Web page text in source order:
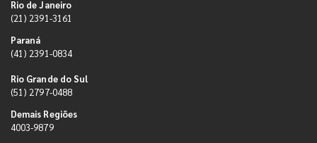
Rio de Janeiro
(21) 2391-3161
Paraná
(41) 2391-0834
Rio Grande do Sul
(51) 2797-0488
Demais Regiões
4003-9879